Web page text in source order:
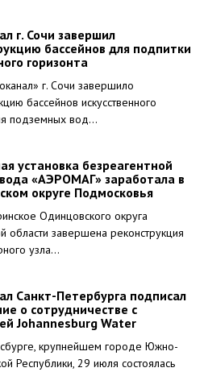
г. Сочи завершил
бассейнов для подпитки
горизонта
г. Сочи завершило
бассейнов искусственного
подземных вод...
установка безреагентной
«АЭРОМАГ» заработала в
округе Подмосковья
Одинцовского округа
области завершена реконструкция
узла...
Санкт-Петербурга подписал
о сотрудничестве с
Johannesburg Water
крупнейшем городе Южно-
Республики, 29 июля состоялась